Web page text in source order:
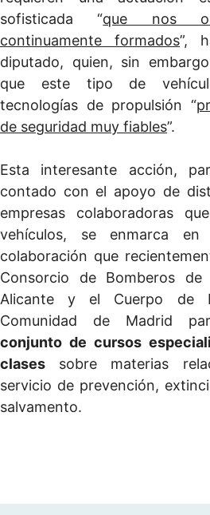
sofisticada “que nos
continuamente formados”,
diputado, quien, sin
que este tipo de
tecnologías de propulsión “
de seguridad muy fiables”.
Esta interesante acción,
contado con el apoyo de
empresas colaboradoras
vehículos, se enmarca
colaboración que
Consorcio de Bomberos
Alicante y el Cuerpo de
Comunidad de Madrid
conjunto de cursos
clases sobre materias
servicio de prevención,
salvamento.